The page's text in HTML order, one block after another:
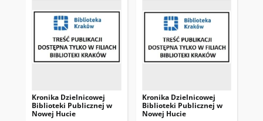
Kronika Dzielnicowej
Biblioteki Publicznej w
Nowej Hucie
Kronika Dzielnicowej
Biblioteki Publicznej w
Nowej Hucie